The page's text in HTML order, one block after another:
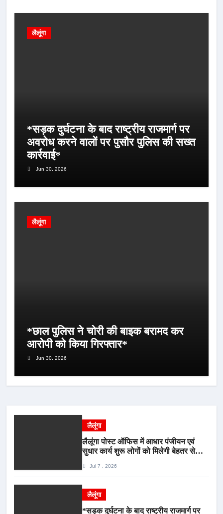
लैलूंगा
*सड़क दुर्घटना के बाद राष्ट्रीय राजमार्ग पर
अवरोध करने वालों पर पुसौर पुलिस की सख्त
कार्रवाई*
Jun 30, 2026
लैलूंगा
*छाल पुलिस ने चोरी की बाइक बरामद कर
आरोपी को किया गिरफ्तार*
Jun 30, 2026
लैलूंगा
लैलूंगा पोस्ट ऑफिस में आधार पंजीयन एवं
सुधार कार्य शुरू लोगों को मिलेगी बेहतर सेवा,
Jul 7 , 2026
लैलूंगा
*सड़क दुर्घटना के बाद राष्ट्रीय राजमार्ग पर